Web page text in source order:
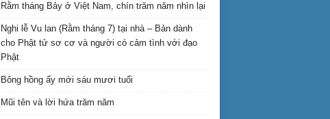
Rằm tháng Bảy ở Việt Nam, chín trăm năm nhìn lại
Nghi lễ Vu lan (Rằm tháng 7) tại nhà – Bản dành
cho Phật tử sơ cơ và người có cảm tình với đạo
Phật
Bông hồng ấy mới sáu mươi tuổi
Mũi tên và lời hứa trăm năm